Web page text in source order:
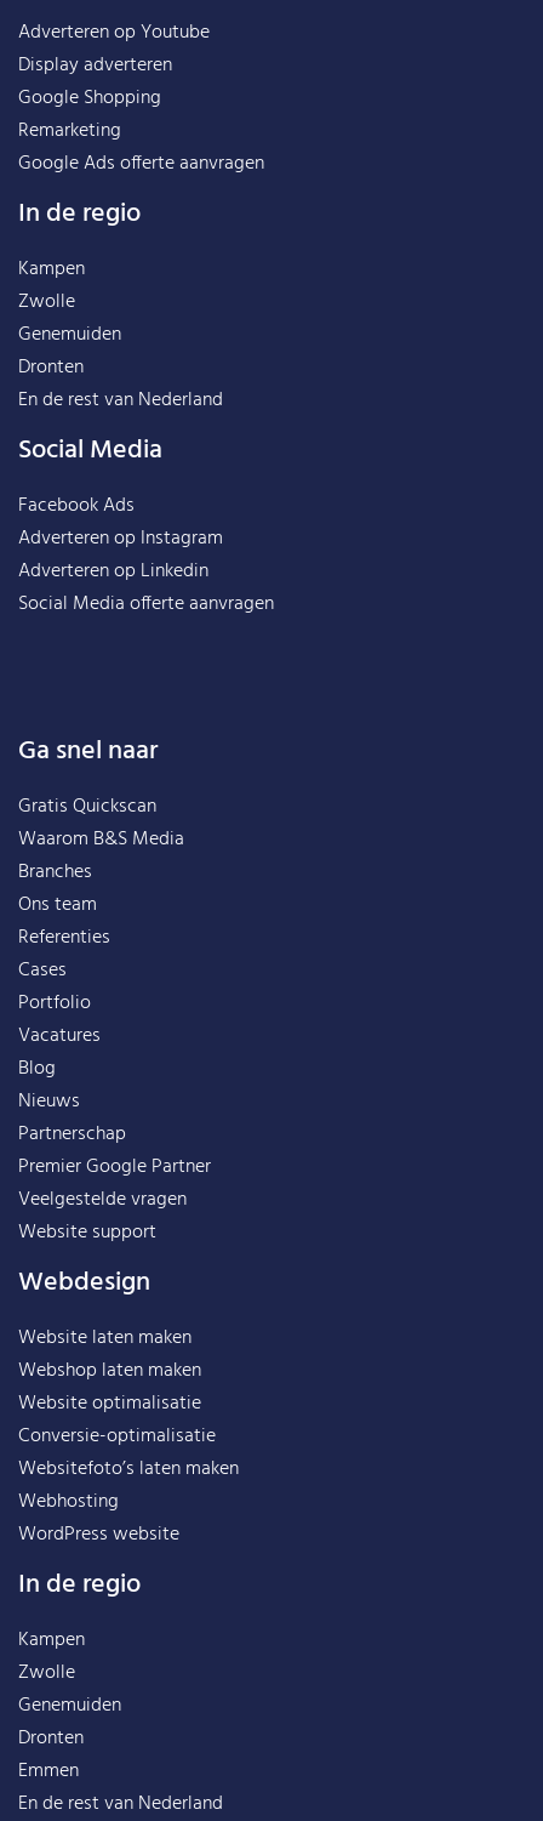
Adverteren op Youtube
Display adverteren
Google Shopping
Remarketing
Google Ads offerte aanvragen
In de regio
Kampen
Zwolle
Genemuiden
Dronten
En de rest vanNederland
Social Media
Facebook Ads
Adverteren op Instagram
Adverteren op Linkedin
Social Media offerte aanvragen
Ga snel naar
Gratis Quickscan
Waarom B&S Media
Branches
Ons team
Referenties
Cases
Portfolio
Vacatures
Blog
Nieuws
Partnerschap
Premier Google Partner
Veelgestelde vragen
Website support
Webdesign
Website laten maken
Webshop laten maken
Website optimalisatie
Conversie-optimalisatie
Websitefoto’s laten maken
Webhosting
WordPress website
In de regio
Kampen
Zwolle
Genemuiden
Dronten
Emmen
En de rest vanNederland